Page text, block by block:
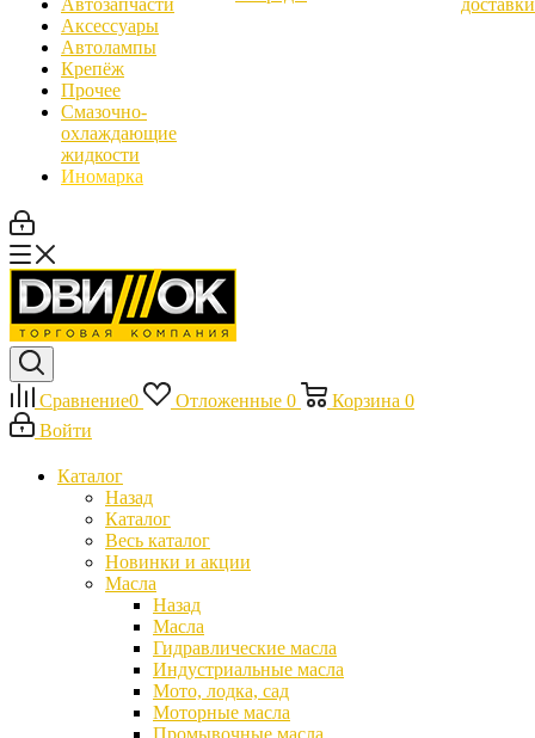
Автозапчасти
Аксессуары
Автолампы
Крепёж
Прочее
Смазочно-
охлаждающие
жидкости
Иномарка
доставки
Сравнение0 Отложенные 0 Корзина 0
Войти
Каталог
Назад
Каталог
Весь каталог
Новинки и акции
Масла
Назад
Масла
Гидравлические масла
Индустриальные масла
Мото, лодка, сад
Моторные масла
Промывочные масла